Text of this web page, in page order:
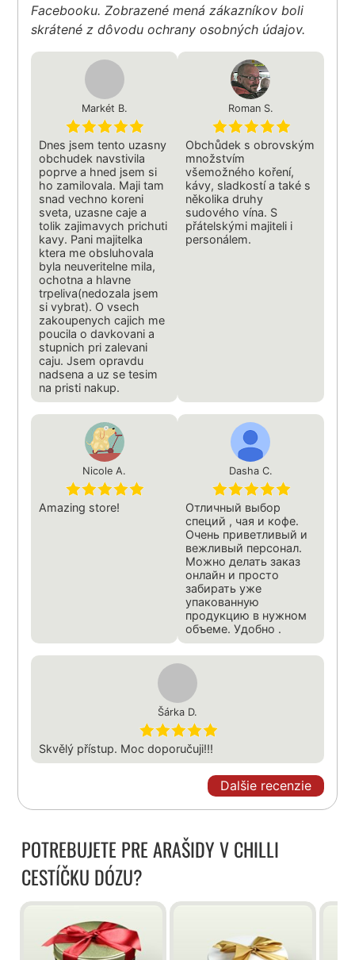
Facebooku. Zobrazené mená zákazníkov boli
skrátené z dôvodu ochrany osobných údajov.
Markét B.
Dnes jsem tento uzasny
obchudek navstivila
poprve a hned jsem si
ho zamilovala. Maji tam
snad vechno koreni
sveta, uzasne caje a
tolik zajimavych prichuti
kavy. Pani majitelka
ktera me obsluhovala
byla neuveritelne mila,
ochotna a hlavne
trpeliva(nedozala jsem
si vybrat). O vsech
zakoupenych cajich me
poucila o davkovani a
stupnich pri zalevani
caju. Jsem opravdu
nadsena a uz se tesim
na pristi nakup.
Roman S.
Obchůdek s obrovským
množstvím
všemožného koření,
kávy, sladkostí a také s
několika druhy
sudového vína. S
přátelskými majiteli i
personálem.
Nicole A.
Amazing store!
Dasha C.
Отличный выбор
специй , чая и кофе.
Очень приветливый и
вежливый персонал.
Можно делать заказ
онлайн и просто
забирать уже
упакованную
продукцию в нужном
объеме. Удобно .
Šárka D.
Skvělý přístup. Moc doporučuji!!!
Dalšie recenzie
POTREBUJETE PRE ARAŠIDY V CHILLI
CESTÍČKU DÓZU?